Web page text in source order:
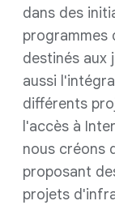
dans des
programmes
destinés aux
aussi
différents
l'accès à
nous créons
proposant
projets